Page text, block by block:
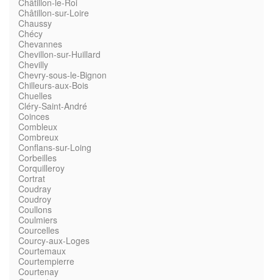
Châtillon-le-Roi
Châtillon-sur-Loire
Chaussy
Chécy
Chevannes
Chevillon-sur-Huillard
Chevilly
Chevry-sous-le-Bignon
Chilleurs-aux-Bois
Chuelles
Cléry-Saint-André
Coinces
Combleux
Combreux
Conflans-sur-Loing
Corbeilles
Corquilleroy
Cortrat
Coudray
Coudroy
Coullons
Coulmiers
Courcelles
Courcy-aux-Loges
Courtemaux
Courtempierre
Courtenay